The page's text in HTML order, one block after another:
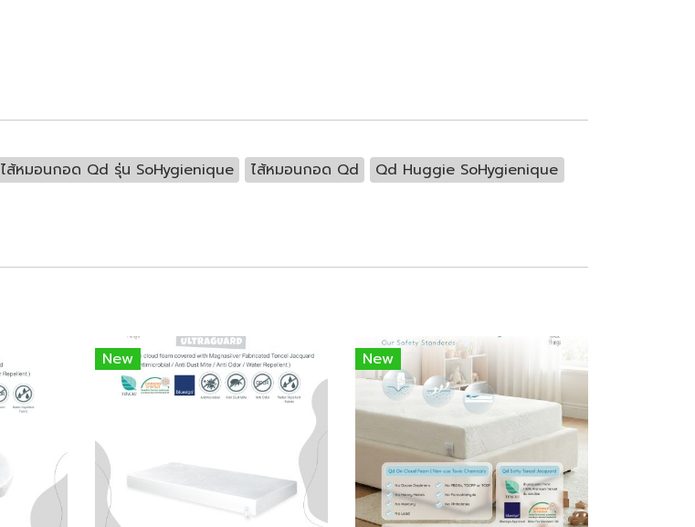
ไส้หมอนกอด Qd รุ่น SoHygienique ไส้หมอนกอด Qd
Qd Huggie SoHygienique
New New